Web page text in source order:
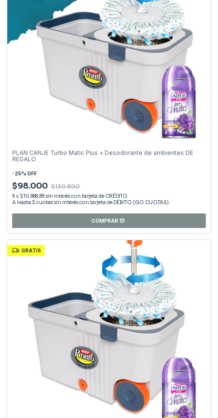
PLAN CANJE Turbo Matic Plus + Desodorante de ambientes DE
REGALO
-25% OFF
$98.000 $130.800
9 x $10.888,89 sin interés
GRATIS